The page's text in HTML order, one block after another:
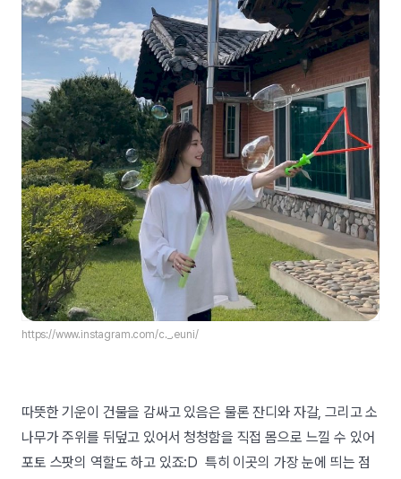
https://www.instagram.com/c._.euni/
따뜻한 기운이 건물을 감싸고 있음은 물론 잔디와 자갈, 그리고 소
나무가 주위를 뒤덮고 있어서 청청함을 직접 몸으로 느낄 수 있어
포토 스팟의 역할도 하고 있죠:D 특히 이곳의 가장 눈에 띄는 점